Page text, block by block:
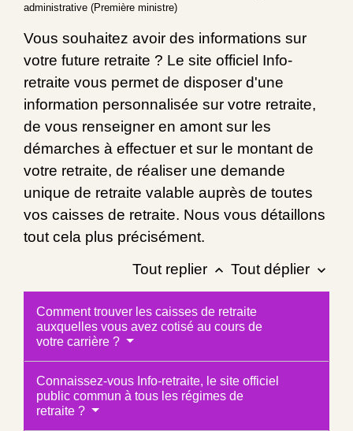
administrative (Première ministre)
Vous souhaitez avoir des informations sur
votre future retraite ? Le site officiel Info-
retraite vous permet de disposer d'une
information personnalisée sur votre retraite,
de vous renseigner en amont sur les
démarches à effectuer et sur le montant de
votre retraite, de réaliser une demande
unique de retraite valable auprès de toutes
vos caisses de retraite. Nous vous détaillons
tout cela plus précisément.
Tout replier keyboard_arrow_up Tout déplier keyboard_arrow_down
Comment trouver les caisses de retraite
auxquelles vous avez cotisé au cours de
votre carrière ?
Connaissez-vous Info-retraite, le site officiel
public commun à tous les régimes de
retraite ?